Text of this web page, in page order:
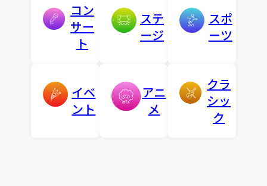
コン
サー
ト
ステ
ージ
スポ
ーツ
イベ
ント
アニ
メ
クラ
シッ
ク